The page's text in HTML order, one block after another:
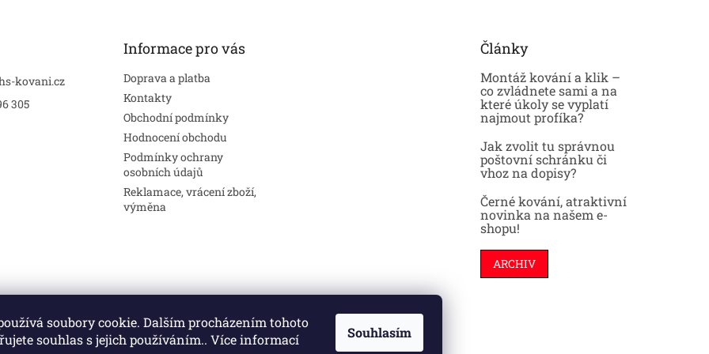
soubory cookie. Dalším procházením tohoto
souhlas s jejich používáním.. Více informací
Souhlasím
kovani.cz
305
Informace pro vás
Doprava a platba
Kontakty
Obchodní podmínky
Hodnocení obchodu
Podmínky ochrany
osobních údajů
Reklamace, vrácení zboží,
výměna
Články
Montáž kování a klik –
co zvládnete sami a na
které úkoly se vyplatí
najmout profíka?
Jak zvolit tu správnou
poštovní schránku či
vhoz na dopisy?
Černé kování, atraktivní
novinka na našem e-
shopu!
ARCHIV
Stavební pouzdra Interiéry Dveře